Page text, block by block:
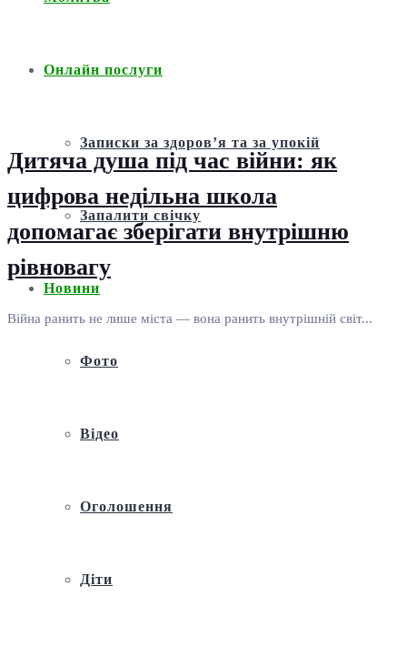
Онлайн послуги
Записки за здоров’я та за упокій
Запалити свічку
Новини
Фото
Відео
Оголошення
Діти
Дитяча душа під час війни: як
цифрова недільна школа
допомагає зберігати внутрішню
рівновагу
Війна ранить не лише міста — вона ранить внутрішній світ...